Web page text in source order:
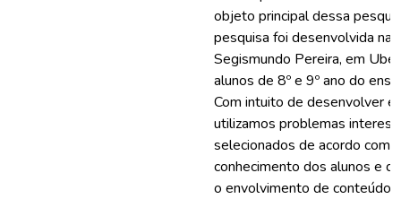
objeto principal dessa
pesquisa foi desenvolvida na
Segismundo Pereira, em
alunos de 8º e 9º ano do
Com intuito de desenvolver
utilizamos problemas
selecionados de acordo com
conhecimento dos alunos e
o envolvimento de